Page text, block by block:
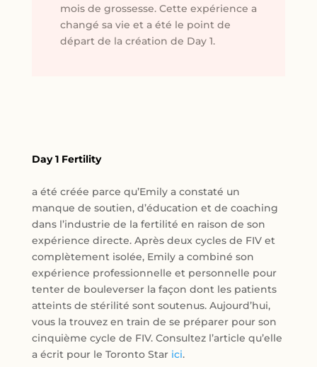
mois de grossesse. Cette expérience a
changé sa vie et a été le point de
départ de la création de Day 1.
Day 1 Fertility
a été créée parce qu’Emily a constaté un
manque de soutien, d’éducation et de coaching
dans l’industrie de la fertilité en raison de son
expérience directe. Après deux cycles de FIV et
complètement isolée, Emily a combiné son
expérience professionnelle et personnelle pour
tenter de bouleverser la façon dont les patients
atteints de stérilité sont soutenus. Aujourd’hui,
vous la trouvez en train de se préparer pour son
cinquième cycle de FIV. Consultez l’article qu’elle
a écrit pour le Toronto Star ici.